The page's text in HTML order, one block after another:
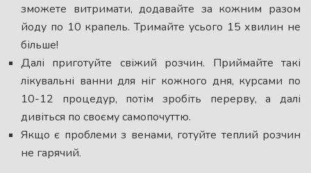
зможете витримати, додавайте за кожним разом
йоду по 10 крапель. Тримайте усього 15 хвилин не
більше!
Далі приготуйте свіжий розчин. Приймайте такі
лікувальні ванни для ніг кожного дня, курсами по
10-12 процедур, потім зробіть перерву, а далі
дивіться по своєму самопочуттю.
Якщо є проблеми з венами, готуйте теплий розчин
не гарячий.